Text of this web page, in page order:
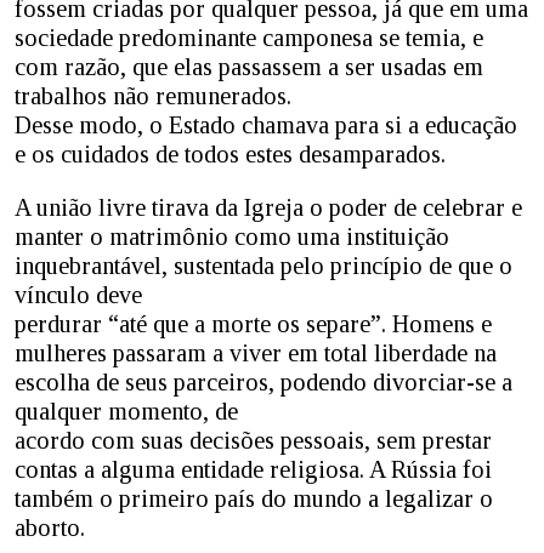
fossem criadas por qualquer pessoa, já que em uma
sociedade predominante camponesa se temia, e
com razão, que elas passassem a ser usadas em
trabalhos não remunerados.
Desse modo, o Estado chamava para si a educação
e os cuidados de todos estes desamparados.
A união livre tirava da Igreja o poder de celebrar e
manter o matrimônio como uma instituição
inquebrantável, sustentada pelo princípio de que o
vínculo deve
perdurar “até que a morte os separe”. Homens e
mulheres passaram a viver em total liberdade na
escolha de seus parceiros, podendo divorciar-se a
qualquer momento, de
acordo com suas decisões pessoais, sem prestar
contas a alguma entidade religiosa. A Rússia foi
também o primeiro país do mundo a legalizar o
aborto.